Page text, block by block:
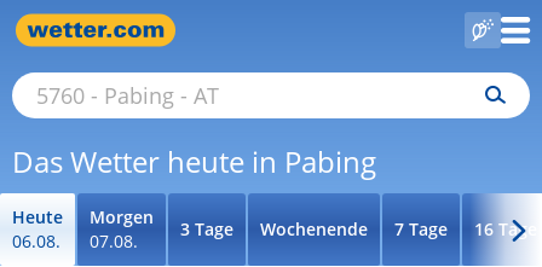
Das Wetter heute in Pabing
Heute
06.08.
Morgen
07.08.
3 Tage Wochenende 7 Tage 16 Tage